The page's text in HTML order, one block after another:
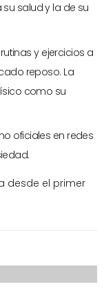
salud y la de su
y ejercicios a
reposo. La
como su
oficiales en redes
desde el primer